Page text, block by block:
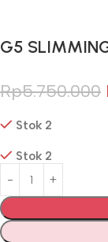
G5
Rp5.750.000
Stok 2
Stok 2